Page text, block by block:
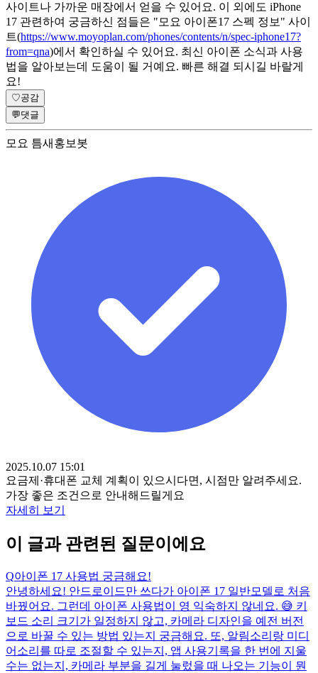
사이트나 가까운 매장에서 얻을 수 있어요. 이 외에도 iPhone
17 관련하여 궁금하신 점들은 "모요 아이폰17 스펙 정보" 사이
트(https://www.moyoplan.com/phones/contents/n/spec-iphone17?
from=qna)에서 확인하실 수 있어요. 최신 아이폰 소식과 사용
법을 알아보는데 도움이 될 거예요. 빠른 해결 되시길 바랄게
요!
♡공감
💬댓글
모요 틈새홍보봇
2025.10.07 15:01
요금제·휴대폰 교체 계획이 있으시다면, 시점만 알려주세요.
가장 좋은 조건으로 안내해드릴게요
자세히 보기
이 글과 관련된 질문이에요
Q아이폰 17 사용법 궁금해요!
안녕하세요! 안드로이드만 쓰다가 아이폰 17 일반모델로 처음
바꿨어요. 그런데 아이폰 사용법이 영 익숙하지 않네요. 😅 키
보드 소리 크기가 일정하지 않고, 카메라 디자인을 예전 버전
으로 바꿀 수 있는 방법 있는지 궁금해요. 또, 알림소리랑 미디
어소리를 따로 조절할 수 있는지, 앱 사용기록을 한 번에 지울
수는 없는지, 카메라 부분을 길게 눌렀을 때 나오는 기능이 뭔